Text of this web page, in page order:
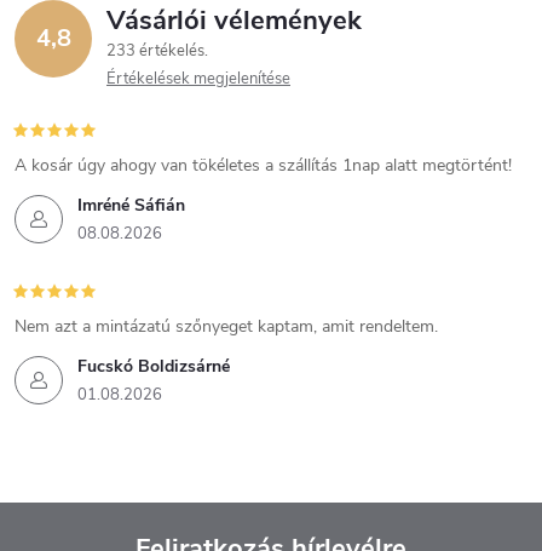
4,8 Vásárlói vélemények
233 értékelés
Értékelések megjelenítése
Imréné Sáfián
08.08.2026
A kosár úgy ahogy van tökéletes a szállítás 1nap alatt megtörtént!
Fucskó Boldizsárné
01.08.2026
Nem azt a mintázatú szőnyeget kaptam, amit rendeltem.